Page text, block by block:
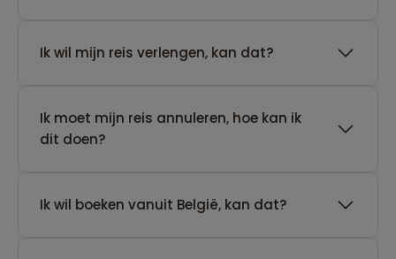
Ik wil mijn reis verlengen, kan dat?
Ik moet mijn reis annuleren, hoe kan ik
dit doen?
Ik wil boeken vanuit België, kan dat?